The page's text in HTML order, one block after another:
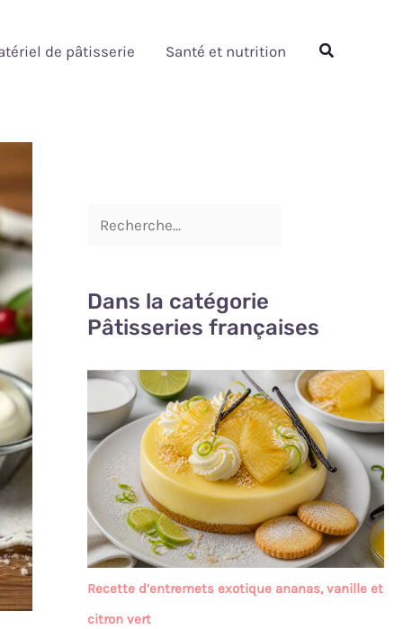
de pâtisserie Santé et nutrition Rechercher
Dans la catégorie
Pâtisseries françaises
Recette d’entremets exotique ananas, vanille et
citron vert